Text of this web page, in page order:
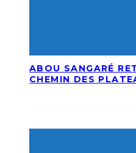
ABOU SANGARÉ
CHEMIN DES